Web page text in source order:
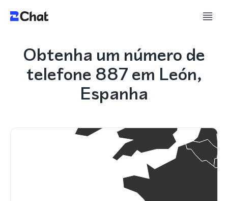
Obtenha um número de
telefone 887 em León,
Espanha